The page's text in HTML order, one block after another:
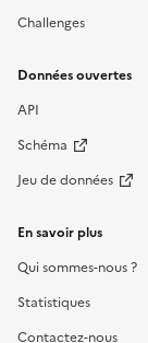
Challenges
Données ouvertes
API
Schéma
Jeu de données
En savoir plus
Qui sommes-nous ?
Statistiques
Contactez-nous